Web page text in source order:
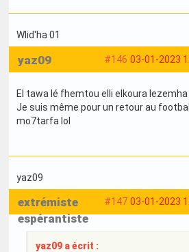
Wlid'ha 01
#146 03-01-2023
yaz09
El tawa lé fhemtou elli elkoura
Je suis même pour un retour au
mo7tarfa lol
yaz09
#147 03-01-2023
extrémiste
espérantiste
yaz09 a écrit :